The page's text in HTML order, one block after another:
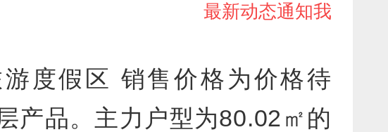
最新动态通知我
度假区 销售价格为价格待
产品。主力户型为80.02㎡的